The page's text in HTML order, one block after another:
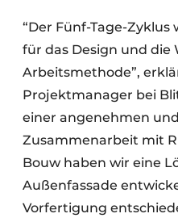
“Der Fünf-Tage-
für das Design und die
Arbeitsmethode”,
Projektmanager bei
einer angenehmen
Zusammenarbeit mit
Bouw haben wir eine
Außenfassade
Vorfertigung